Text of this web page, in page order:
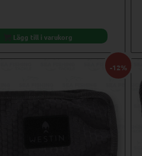
Lägg till i varukorg
-12%